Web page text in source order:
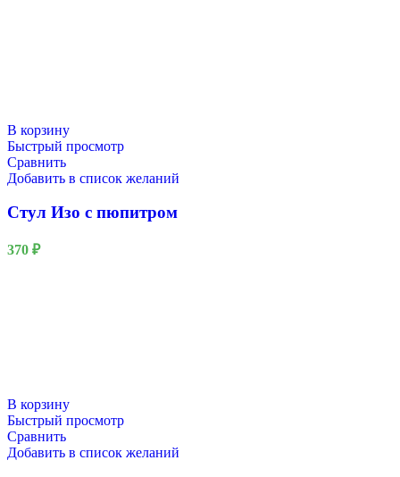
В корзину
Быстрый просмотр
Сравнить
Добавить в список желаний
Стул Изо с пюпитром
370 ₽
В корзину
Быстрый просмотр
Сравнить
Добавить в список желаний